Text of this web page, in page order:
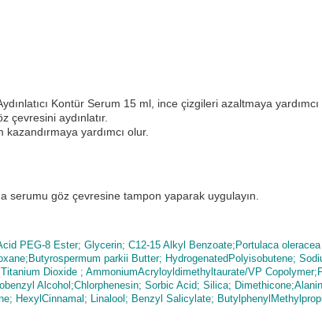
Kontür Serum 15 ml, ince çizgileri azaltmaya yardımcı
çevresini aydınlatır.
yardımcı olur.
serumu göz çevresine tampon yaparak uygulayın.
PEG-8 Ester; Glycerin; C12-15 Alkyl Benzoate;Portulaca
parkii Butter; HydrogenatedPolyisobutene;
Dioxide ; AmmoniumAcryloyldimethyltaurate/VP
Alcohol;Chlorphenesin; Sorbic Acid; Silica;
HexylCinnamal; Linalool; Benzyl Salicylate;